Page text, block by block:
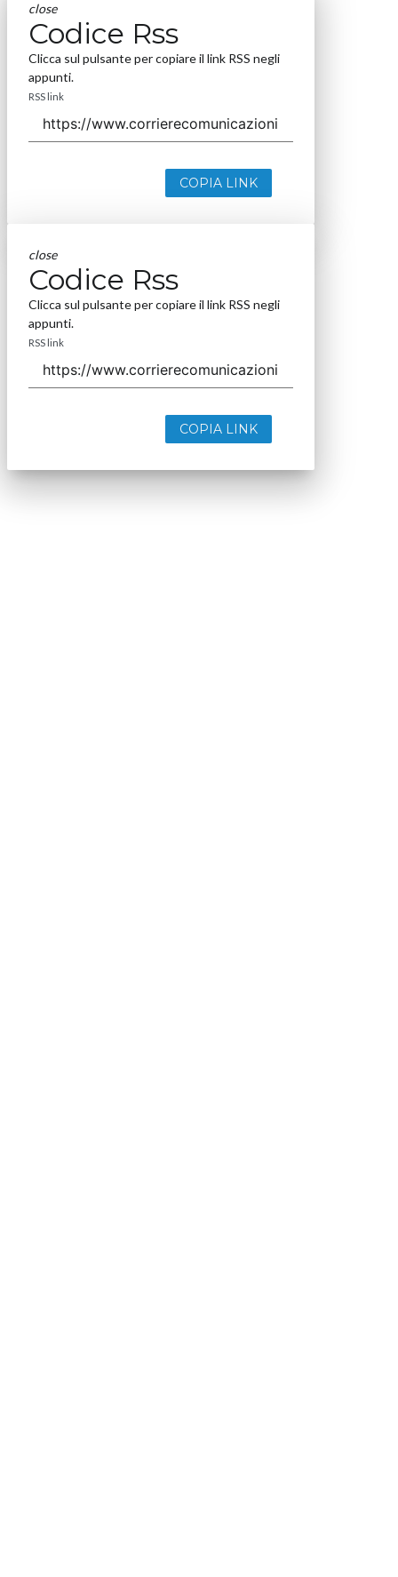
close
Codice Rss
Clicca sul pulsante per copiare il link RSS negli
appunti.
RSS link
COPIA LINK
close
Codice Rss
Clicca sul pulsante per copiare il link RSS negli
appunti.
RSS link
COPIA LINK